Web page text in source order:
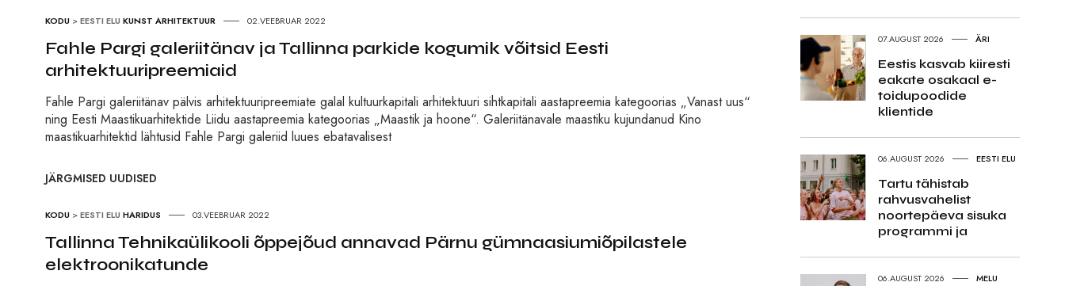
KODU >EESTI ELU KUNST ARHITEKTUUR 02.VEEBRUAR 2022
Fahle Pargi galeriitänav ja Tallinna parkide kogumik võitsid Eesti
arhitektuuripreemiaid
Fahle Pargi galeriitänav pälvis arhitektuuripreemiate galal kultuurkapitali arhitektuuri sihtkapitali aastapreemia kategoorias „Vanast uus“
ning Eesti Maastikuarhitektide Liidu aastapreemia kategoorias „Maastik ja hoone“. Galeriitänavale maastiku kujundanud Kino
maastikuarhitektid lähtusid Fahle Pargi galeriid luues ebatavalisest
JÄRGMISED UUDISED
KODU >EESTI ELU HARIDUS 03.VEEBRUAR 2022
Tallinna Tehnikaülikooli õppejõud annavad Pärnu gümnaasiumiõpilastele
elektroonikatunde
07.AUGUST 2026 ÄRI
Eestis kasvab kiiresti
eakate osakaal e-
toidupoodide
klientide
06.AUGUST 2026 EESTI ELU
Tartu tähistab
rahvusvahelist
noortepäeva sisuka
programmi ja
06.AUGUST 2026 MELU